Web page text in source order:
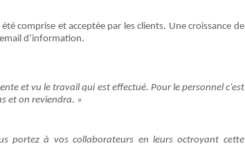
comprise et acceptée par les clients. Une croissance de
d’information.
et vu le travail qui est effectué. Pour le personnel c’est
et on reviendra. »
portez à vos collaborateurs en leurs octroyant cette